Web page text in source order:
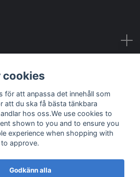
cookies
för att anpassa det innehåll som
att du ska få bästa tänkbara
hos oss.We use cookies to
shown to you and to ensure you
experience when shopping with
approve.
Godkänn alla